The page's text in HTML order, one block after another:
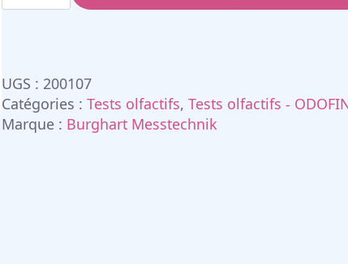
test
UGS : 200107
Catégories : Tests olfactifs, Tests olfactifs -
Marque : Burghart Messtechnik